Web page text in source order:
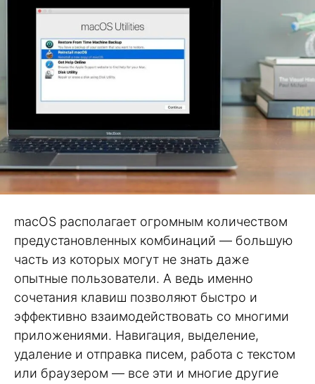
macOS располагает огромным количеством
предустановленных комбинаций — большую
часть из которых могут не знать даже
опытные пользователи. А ведь именно
сочетания клавиш позволяют быстро и
эффективно взаимодействовать со многими
приложениями. Навигация, выделение,
удаление и отправка писем, работа с текстом
или браузером — все эти и многие другие